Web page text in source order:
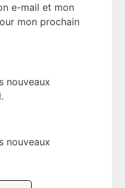
e-mail et mon
mon prochain
nouveaux
nouveaux